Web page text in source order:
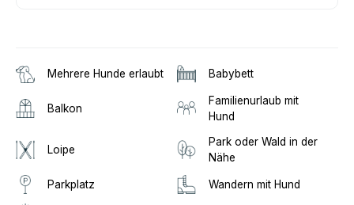
Mehrere Hunde erlaubt Babybett
Balkon
Familienurlaub mit
Hund
Loipe
Park oder Wald in der
Nähe
Parkplatz Wandern mit Hund